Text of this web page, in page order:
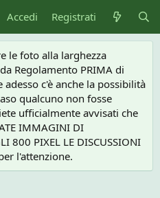
Accedi Registrati
le foto alla larghezza
Regolamento PRIMA di
c'è anche la possibilità
qualcuno non fosse
ufficialmente avvisati che
IMMAGINI DI
800 PIXEL LE DISCUSSIONI
l'attenzione.